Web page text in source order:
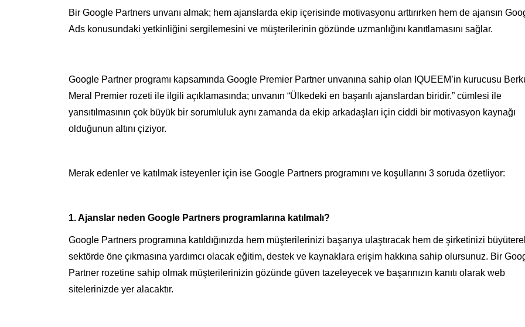
Bir Google Partners unvanı almak; hem ajanslarda ekip içerisinde motivasyonu arttırırken hem de ajansın
Ads konusundaki yetkinliğini sergilemesini ve müşterilerinin gözünde uzmanlığını kanıtlamasını sağlar.
Google Partner programı kapsamında Google Premier Partner unvanına sahip olan IQUEEM’in kurucusu
Meral Premier rozeti ile ilgili açıklamasında; unvanın “Ülkedeki en başarılı ajanslardan biridir.” cümlesi ile
yansıtılmasının çok büyük bir sorumluluk aynı zamanda da ekip arkadaşları için ciddi bir motivasyon kaynağı
olduğunun altını çiziyor.
Merak edenler ve katılmak isteyenler için ise Google Partners programını ve koşullarını 3 soruda özetliyor:
1. Ajanslar neden Google Partners programlarına katılmalı?
Google Partners programına katıldığınızda hem müşterilerinizi başarıya ulaştıracak hem de şirketinizi
sektörde öne çıkmasına yardımcı olacak eğitim, destek ve kaynaklara erişim hakkına sahip olursunuz. Bir
Partner rozetine sahip olmak müşterilerinizin gözünde güven tazeleyecek ve başarınızın kanıtı olarak web
sitelerinizde yer alacaktır.